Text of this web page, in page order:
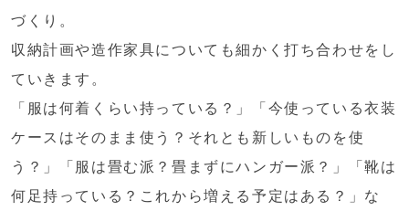
づくり。
収納計画や造作家具についても細かく打ち合わせをし
ていきます。
「服は何着くらい持っている？」「今使っている衣装
ケースはそのまま使う？それとも新しいものを使
う？」「服は畳む派？畳まずにハンガー派？」「靴は
何足持っている？これから増える予定はある？」な